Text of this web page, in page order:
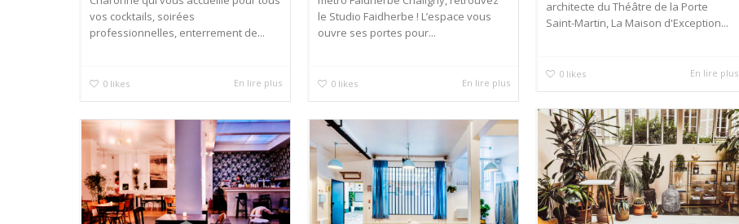
architecte du Théâtre de la Porte
Saint-Martin, La Maison d'Exception...
0 likes En lire plus
le Studio Faidherbe ! L’espace vous
ouvre ses portes pour...
0 likes En lire plus
vos cocktails, soirées
professionnelles, enterrement de...
0 likes En lire plus